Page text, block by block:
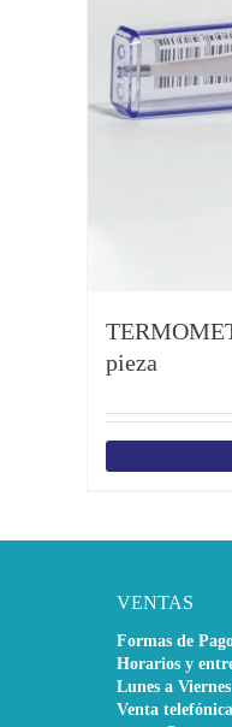
pieza
VENTAS
Formas de
Horarios y
Lunes a
Venta telefónica